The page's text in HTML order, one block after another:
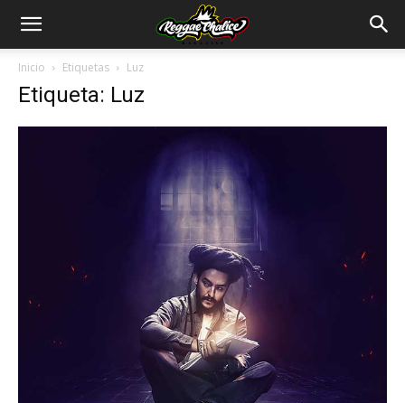
Inicio Etiquetas Luz
Etiqueta: Luz